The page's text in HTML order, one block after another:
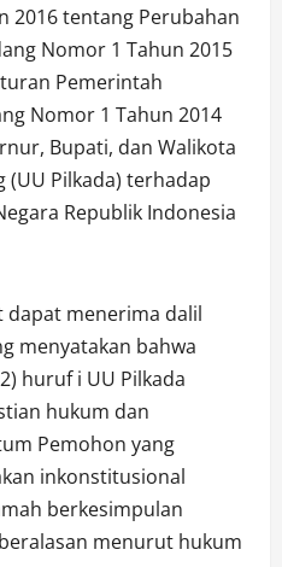
2016 tentang Perubahan
Nomor 1 Tahun 2015
Pemerintah
Nomor 1 Tahun 2014
Bupati, dan Walikota
(UU Pilkada) terhadap
Republik Indonesia
dapat menerima dalil
menyatakan bahwa
huruf i UU Pilkada
hukum dan
Pemohon yang
inkonstitusional
berkesimpulan
menurut hukum